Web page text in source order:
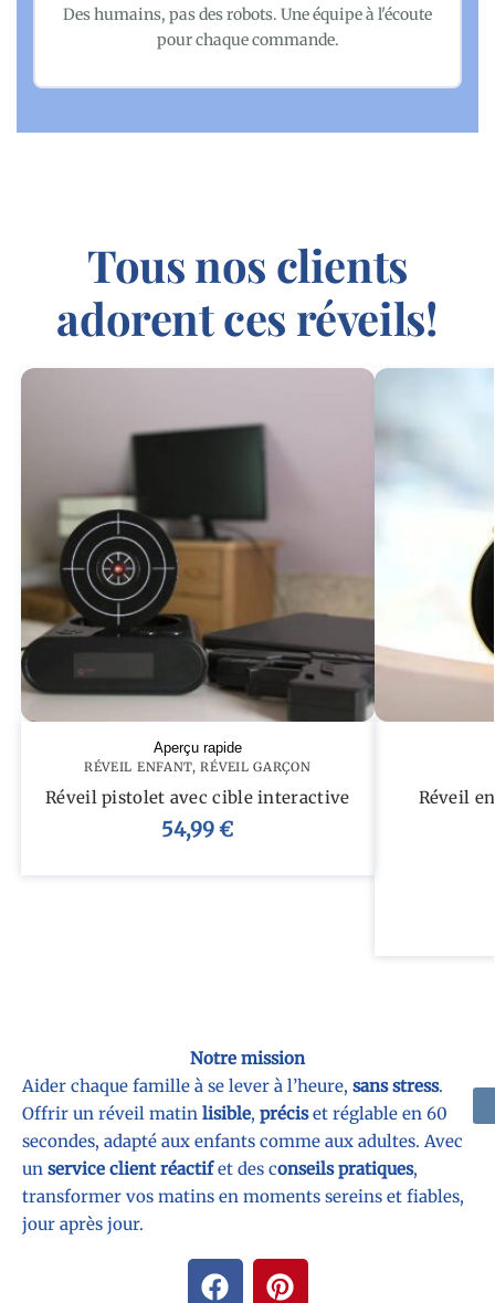
Des humains, pas des robots. Une équipe à l'écoute
pour chaque commande.
Tous nos clients
adorent ces réveils!
Aperçu rapide
RÉVEIL ENFANT,RÉVEIL GARÇON
Réveil pistolet avec cible interactive
54,99€
Réveil
Notre mission
Aider chaque famille à se lever à l’heure, sans stress.
Offrir un réveil matin lisible, préciset réglable en 60
secondes, adapté aux enfants comme aux adultes. Avec
un service client réactifet des conseils pratiques,
transformer vos matins en moments sereins et fiables,
jour après jour.